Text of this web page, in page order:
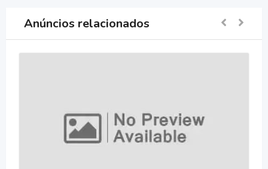
Anúncios relacionados